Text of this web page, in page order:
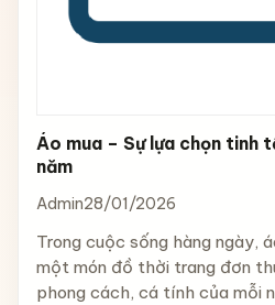
Áo mua – Sự lựa chọn tinh
năm
Admin28/01/2026
Trong cuộc sống hàng ngày,
một món đồ thời trang đơn
phong cách, cá tính của mỗi